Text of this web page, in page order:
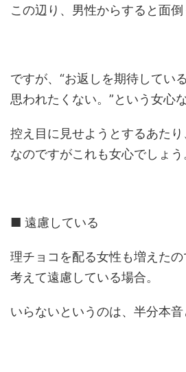
この辺り、男性からすると面倒
ですが、“お返しを期待してい
思われたくない。”という女心
控え目に見せようとするあた
なのですがこれも女心でしょう
■ 遠慮している
理チョコを配る女性も増えた
考えて遠慮している場合。
いらないというのは、半分本音